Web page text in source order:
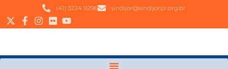
(41) 3224 9296 sindijor@sindijorpr.org.br